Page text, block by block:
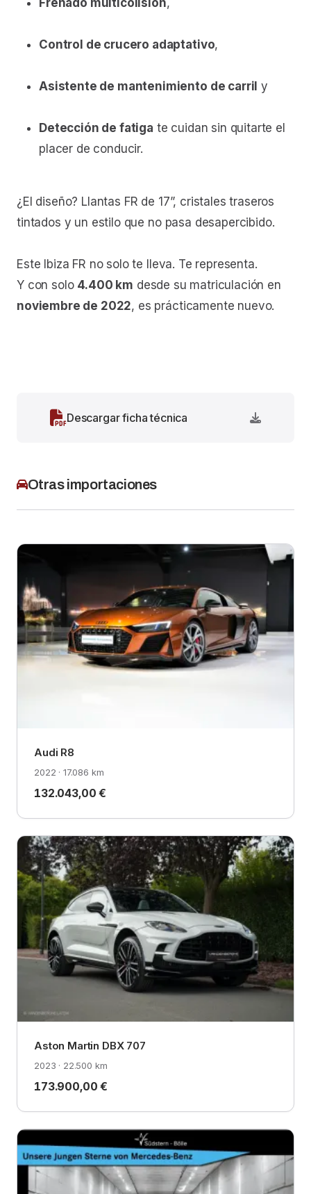
Control de crucero adaptativo,
Asistente de mantenimiento de carril y
Detección de fatiga te cuidan sin quitarte el
placer de conducir.
¿El diseño? Llantas FR de 17”, cristales traseros
tintados y un estilo que no pasa desapercibido.
Este Ibiza FR no solo te lleva. Te representa.
Y con solo 4.400 km desde su matriculación en
noviembre de 2022, es prácticamente nuevo.
Descargar ficha técnica
Otras importaciones
Audi R8
2022 · 17.086 km
132.043,00 €
Aston Martin DBX 707
2023 · 22.500 km
173.900,00 €